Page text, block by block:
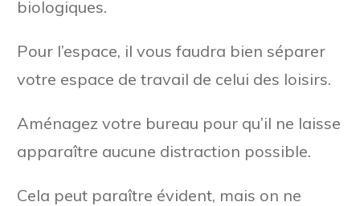
biologiques.
Pour l’espace, il vous faudra bien séparer
votre espace de travail de celui des loisirs.
Aménagez votre bureau pour qu’il ne laisse
apparaître aucune distraction possible.
Cela peut paraître évident, mais on ne